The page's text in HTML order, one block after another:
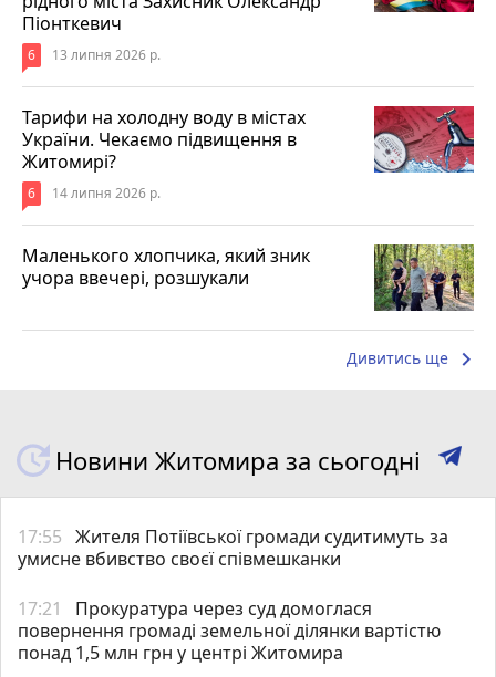
Піонткевич
6 13 липня 2026 р.
Тарифи на холодну воду в містах
України. Чекаємо підвищення в
Житомирі?
6 14 липня 2026 р.
Маленького хлопчика, який зник
учора ввечері, розшукали
Дивитись ще keyboard_arrow_right
Новини Житомира за сьогодні
17:55 Жителя Потіївської громади судитимуть за
умисне вбивство своєї співмешканки
17:21
Прокуратура через суд домоглася
повернення громаді земельної ділянки вартістю
понад 1,5 млн грн у центрі Житомира